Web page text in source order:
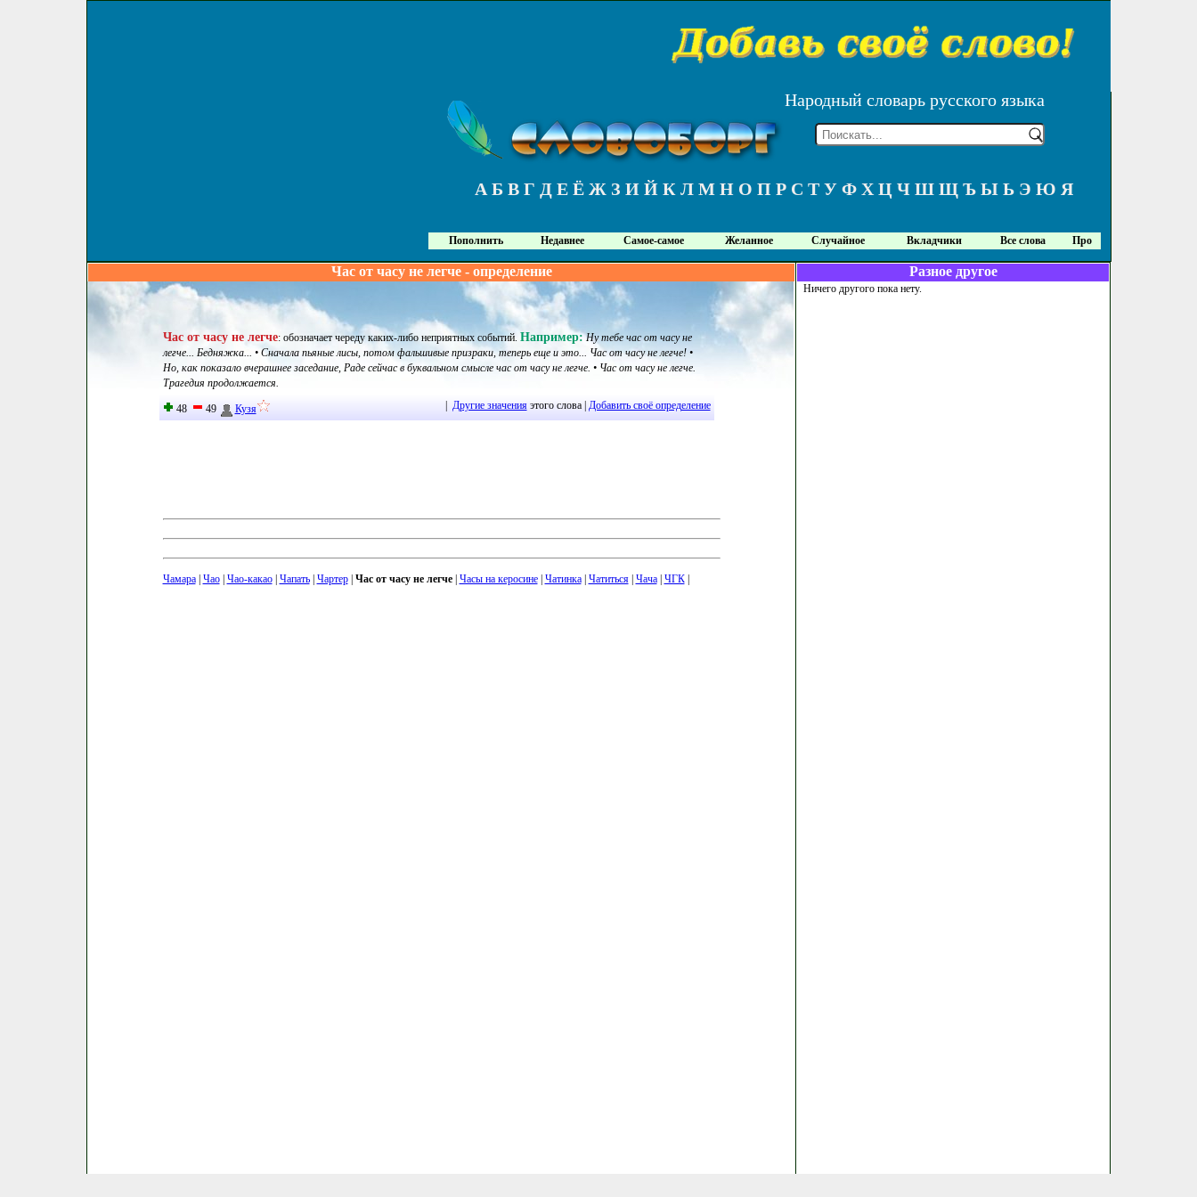
Народный словарь русского языка
А Б В Г Д Е Ё Ж З И Й К Л М Н О П Р С Т У Ф Х Ц Ч Ш Щ Ъ Ы Ь Э Ю Я
Пополнить Недавнее Самое-самое Желанное Случайное Вкладчики Все слова Про
Час от часу не легче - определение
Час от часу не легче: обозначает череду каких-либо неприятных событий. Например: Ну тебе час от часу не
легче... Бедняжка... • Сначала пьяные лисы, потом фальшивые призраки, теперь еще и это... Час от часу не легче! •
Но, как показало вчерашнее заседание, Раде сейчас в буквальном смысле час от часу не легче. • Час от часу не легче.
Трагедия продолжается.
48 49 Кузя Другие значенияэтого слова | Добавить своё определение
Чамара| Чао| Чао-какао| Чапать| Чартер| Час от часу не легче| Часы на керосине| Чатинка| Чатиться| Чача| ЧГК|
Разное другое
Ничего другого пока нету.